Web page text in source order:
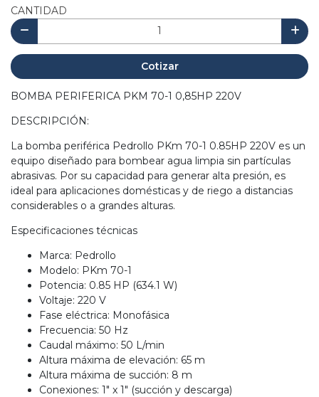
CANTIDAD
Cotizar
BOMBA PERIFERICA PKM 70-1 0,85HP 220V
DESCRIPCIÓN:
La bomba periférica Pedrollo PKm 70-1 0.85HP 220V es un
equipo diseñado para bombear agua limpia sin partículas
abrasivas. Por su capacidad para generar alta presión, es
ideal para aplicaciones domésticas y de riego a distancias
considerables o a grandes alturas.
Especificaciones técnicas
Marca: Pedrollo
Modelo: PKm 70-1
Potencia: 0.85 HP (634.1 W)
Voltaje: 220 V
Fase eléctrica: Monofásica
Frecuencia: 50 Hz
Caudal máximo: 50 L/min
Altura máxima de elevación: 65 m
Altura máxima de succión: 8 m
Conexiones: 1" x 1" (succión y descarga)